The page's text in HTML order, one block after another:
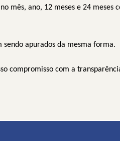
mês, ano, 12 meses e 24
apurados da mesma forma.
compromisso com a